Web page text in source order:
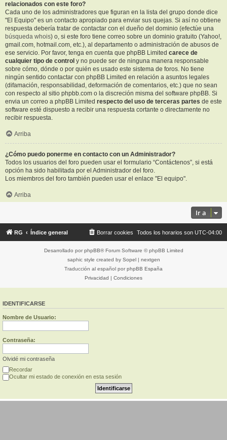
relacionados con este foro?
Cada uno de los administradores que figuran en la lista del grupo donde dice
"El Equipo" es un contacto apropiado para enviar sus quejas. Si así no obtiene
respuesta debería tratar de contactar con el dueño del dominio (efectúe una
búsqueda whois) o, si este foro tiene correo sobre un dominio gratuito (Yahoo!,
gmail.com, hotmail.com, etc.), al departamento o administración de abusos de
ese servicio. Por favor, tenga en cuenta que phpBB Limited carece de
cualquier tipo de control y no puede ser de ninguna manera responsable
sobre cómo, dónde o por quién es usado este sistema de foros. No tiene
ningún sentido contactar con phpBB Limited en relación a asuntos legales
(difamación, responsabilidad, deformación de comentarios, etc.) que no sean
con respecto al sitio phpbb.com o la discreción misma del software phpBB. Si
envia un correo a phpBB Limited respecto del uso de terceras partes de este
software esté dispuesto a recibir una respuesta cortante o directamente no
recibir respuesta.
Arriba
¿Cómo puedo ponerme en contacto con un Administrador?
Todos los usuarios del foro pueden usar el formulario “Contáctenos”, si está
opción ha sido habilitada por el Administrador del foro.
Los miembros del foro también pueden usar el enlace "El equipo".
Arriba
Ir a
RG Índice general Todos los horarios son UTC-04:00
Borrar cookies
Desarrollado por phpBB® Forum Software © phpBB Limited
saphic style created by Sopel| nextgen
Traducción al español por phpBB España
Privacidad | Condiciones
IDENTIFICARSE
Nombre de Usuario:
Contraseña:
Olvidé mi contraseña
Recordar
Ocultar mi estado de conexión en esta sesión